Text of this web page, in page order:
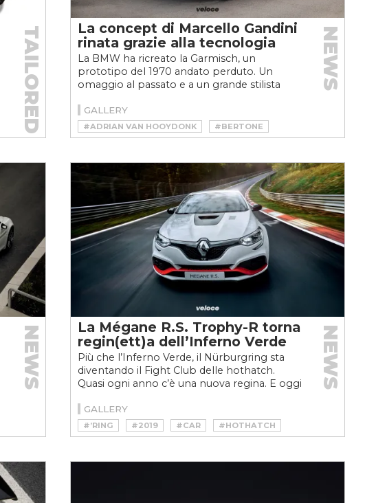
TAILORED
La concept di Marcello Gandini
rinata grazie alla tecnologia
La BMW ha ricreato la Garmisch, un
prototipo del 1970 andato perduto. Un
omaggio al passato e a un grande stilista
NEWS
GALLERY
#ADRIAN VAN HOOYDONK
#BERTONE
#BMW
#CARCULTURE
#CONCEPT
#VILLA D'ESTE #VINTAGE
NEWS
La Mégane R.S. Trophy-R torna
regin(ett)a dell’Inferno Verde
Più che l’Inferno Verde, il Nürburgring sta
diventando il Fight Club delle hothatch.
Quasi ogni anno c’è una nuova regina. E oggi
NEWS
GALLERY
#’RING #2019 #CAR
#HOTHATCH
#LAURENT HURGON
#MEGANE
#NEWS